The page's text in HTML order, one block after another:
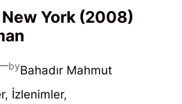
York (2008)
byBahadır Mahmut
, İzlenimler